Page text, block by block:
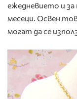
ежедневието и
месеци. Освен
могат да се